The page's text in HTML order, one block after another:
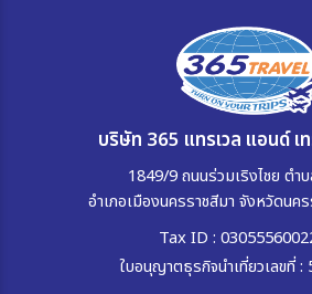
บริษัท 365 แทรเวล แอนด์ เ
1849/9 ถนนร่วมเริงไชย ตำ
อำเภอเมืองนครราชสีมา จังหวัดนค
Tax ID :
ใบอนุญาตธุรกิจนำเที่ยวเลขที่